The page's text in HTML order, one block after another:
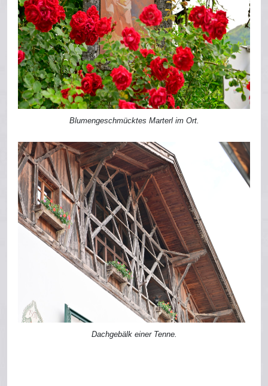
Blumengeschmücktes Marterl im Ort.
Dachgebälk einer Tenne.